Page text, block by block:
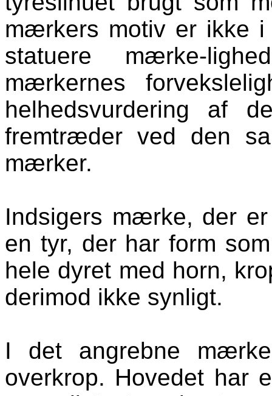
mærkers motiv er ikke
statuere mærke-
mærkernes
helhedsvurdering af
fremtræder ved den
mærker.
Indsigers mærke, der
en tyr, der har form
hele dyret med horn,
derimod ikke synligt.
I det angrebne
overkrop. Hovedet har